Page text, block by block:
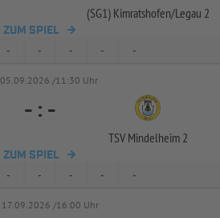
(SG1) Kimratshofen/Legau 2
ZUM SPIEL
- - - - -
05.09.2026 /11:30 Uhr
- : -
TSV Mindelheim 2
ZUM SPIEL
- - - - -
17.09.2026 /16:00 Uhr